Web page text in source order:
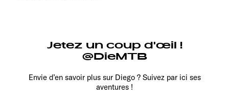
Jetez un coup d'œil !
@DieMTB
Envie d’en savoir plus sur Diego ? Suivez par ici ses
aventures !